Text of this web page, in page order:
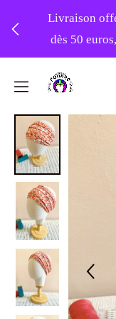
Livraison
dès 50